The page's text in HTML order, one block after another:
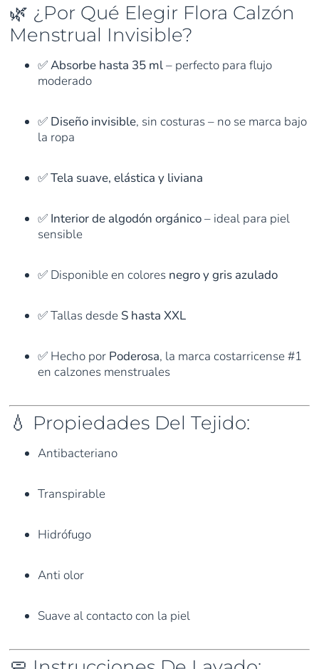
🌿 ¿Por Qué Elegir Flora Calzón
Menstrual Invisible?
✅Absorbe hasta 35 ml– perfecto para flujo
moderado
✅ Diseño invisible, sin costuras – no se marca bajo
la ropa
✅Tela suave, elástica y liviana
✅ Interior de algodón orgánico– ideal para piel
sensible
✅ Disponible en colores negro y gris azulado
✅ Tallas desde S hasta XXL
✅ Hecho por Poderosa, la marca costarricense #1
en calzones menstruales
💧 Propiedades Del Tejido:
Antibacteriano
Transpirable
Hidrófugo
Anti olor
Suave al contacto con la piel